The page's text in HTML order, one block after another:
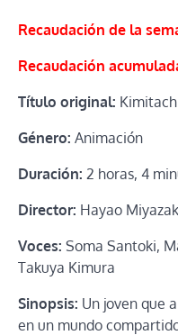
Recaudación de la
Recaudación
Título original:
Género: Animación
Duración: 2 horas, 4
Director: Hayao
Voces: Soma Santoki,
Takuya Kimura
Sinopsis: Un joven que
en un mundo